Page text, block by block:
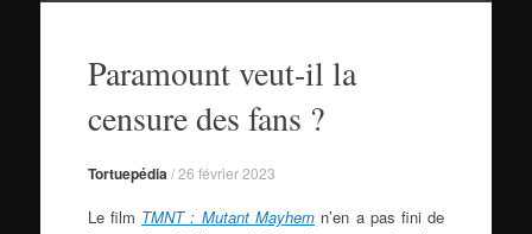
contenuParamount veut-il la
censure des fans ?
Tortuepédia /26 février 2023
Le film TMNT : Mutant Mayhem n’en a pas fini de